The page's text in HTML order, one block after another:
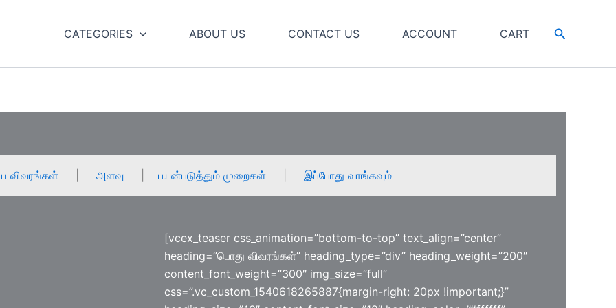
CATEGORIES ABOUT US CONTACT US ACCOUNT CART Search
விவரங்கள் அளவு| பயன்படுத்தும் முறைகள் இப்போது வாங்கவும்
[vcex_teaser css_animation=”bottom-to-top” text_align=”center”
heading=”பொது விவரங்கள்” heading_type=”div” heading_weight=”200″
content_font_weight=”300″ img_size=”full”
css=”.vc_custom_1540618265887{margin-right: 20px !important;}”